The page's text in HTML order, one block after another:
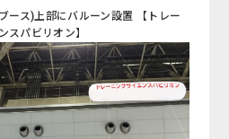
ース)上部にバルーン設置 【トレー
スパビリオン】